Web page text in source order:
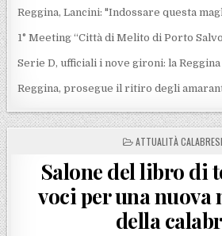
Reggina, Lancini: "Indossare questa
1° Meeting “Città di Melito di Porto
Serie D, ufficiali i nove gironi: la
Reggina, prosegue il ritiro degli
POSTED IN
ATTUALITÀ
Salone del libro di
voci per una nuova
della